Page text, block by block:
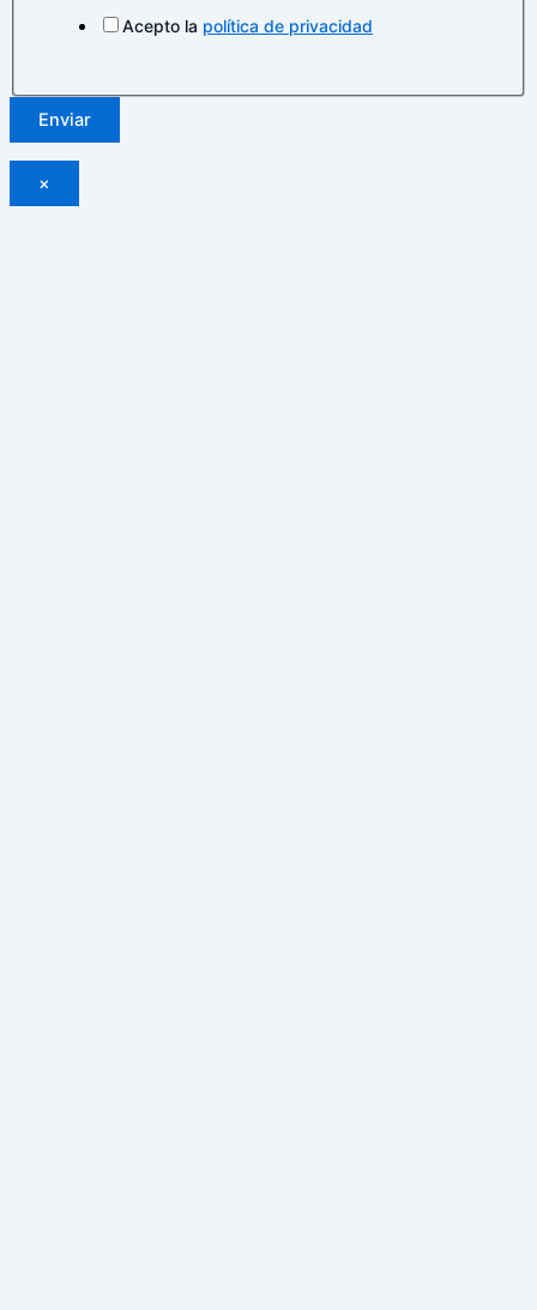
Acepto la política de privacidad
Enviar
×